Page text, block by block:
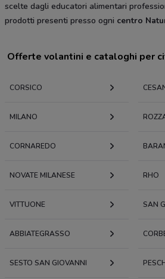
scelte dagli educatori alimentari
prodotti presenti presso ogni centro
Offerte volantini e cataloghi per
CORSICO
MILANO
CORNAREDO
NOVATE MILANESE RHO
VITTUONE SAN
ABBIATEGRASSO
SESTO SAN GIOVANNI